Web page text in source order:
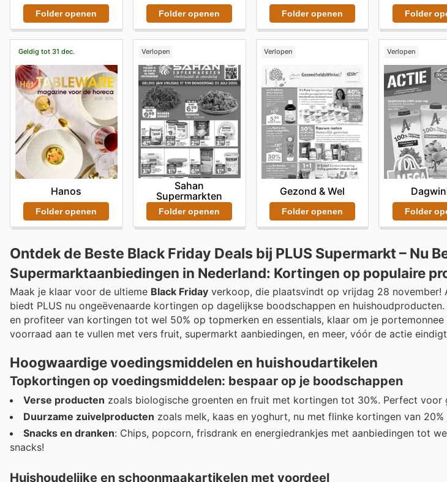
Folder openen Folder openen Folder openen Folder
Geldig tot 31 dec.
Hanos
Folder openen
Verlopen
Sahan
Supermarkten
Folder openen
Verlopen
Gezond & Wel
Folder openen
Verlopen
Folder
Ontdek de Beste Black Friday Deals bij PLUS Supermarkt – Nu
Supermarktaanbiedingen in Nederland: Kortingen op populaire
Maak je klaar voor de ultieme Black Friday verkoop, die plaatsvindt op vrijdag 28 november!
biedt PLUS nu ongeëvenaarde kortingen op dagelijkse boodschappen en
en profiteer van kortingen tot wel 50% op topmerken en essentials, klaar om je
voorraad aan te vullen met vers fruit, supermarkt aanbiedingen, en meer, vóór de actie
Hoogwaardige voedingsmiddelen en huishoudartikelen
Topkortingen op voedingsmiddelen: bespaar op je boodschappen
Verse producten zoals biologische groenten en fruit met kortingen tot 30%. Perfect voor
Duurzame zuivelproducten zoals melk, kaas en yoghurt, nu met flinke kortingen van 20%
Snacks en dranken: Chips, popcorn, frisdrank en energiedrankjes met aanbiedingen tot
snacks!
Huishoudelijke en schoonmaakartikelen met voordeel